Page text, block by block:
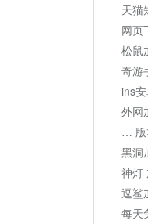
天猫
网页
松鼠
奇游
ins
外网
… 版
黑洞
神灯
逗鲨
每天